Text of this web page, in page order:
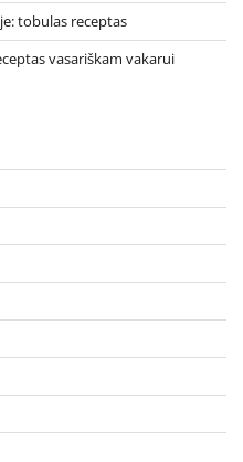
tobulas receptas
vasariškam vakarui